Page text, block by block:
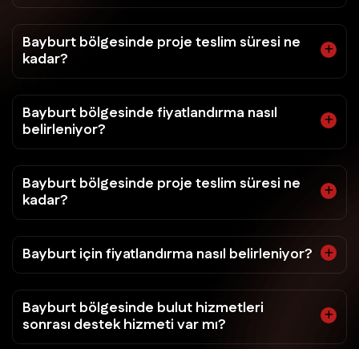
Bayburt bölgesinde proje teslim süresi ne
kadar?
Bayburt bölgesinde fiyatlandırma nasıl
belirleniyor?
Bayburt bölgesinde proje teslim süresi ne
kadar?
Bayburt için fiyatlandırma nasıl belirleniyor?
Bayburt bölgesinde bulut hizmetleri
sonrası destek hizmeti var mı?